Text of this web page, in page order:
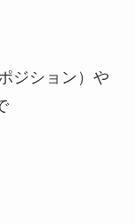
ジション）や